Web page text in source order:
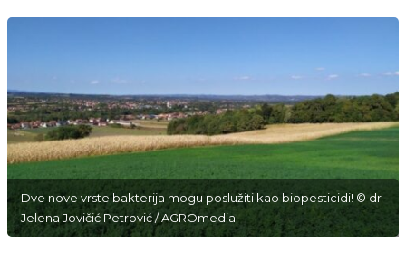
Dve nove vrste bakterija mogu poslužiti kao biopesticidi! © dr
Jelena Jovičić Petrović / AGROmedia